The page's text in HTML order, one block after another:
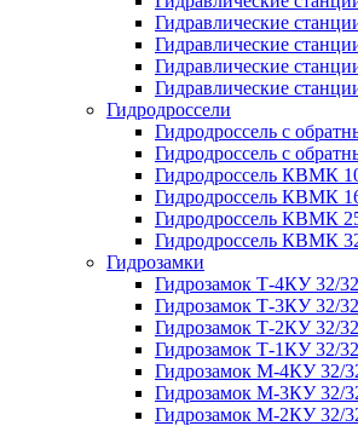
Гидравлические
Гидравлические
Гидравлические
Гидравлические
Гидродроссели
Гидродроссель с
Гидродроссель с
Гидродроссель КВМК
Гидродроссель КВМК
Гидродроссель КВМК
Гидродроссель КВМК
Гидрозамки
Гидрозамок Т-4КУ 32/
Гидрозамок Т-3КУ 32/
Гидрозамок Т-2КУ 32/
Гидрозамок Т-1КУ 32/
Гидрозамок М-4КУ 32/
Гидрозамок М-3КУ 32/
Гидрозамок М-2КУ 32/